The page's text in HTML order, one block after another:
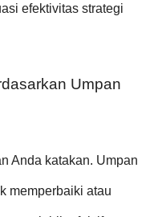
efektivitas strategi
Umpan
Anda katakan. Umpan
memperbaiki atau